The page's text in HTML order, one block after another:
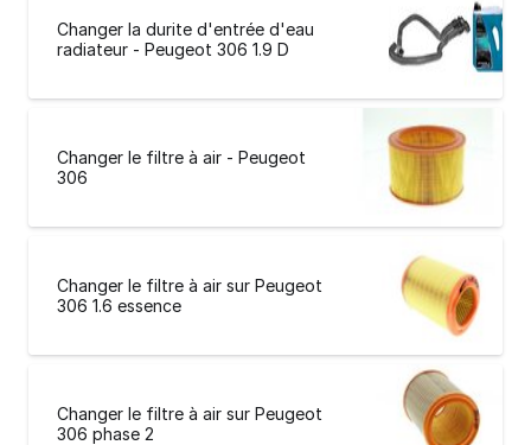
Changer la durite d'entrée d'eau
radiateur - Peugeot 306 1.9 D
Changer le filtre à air - Peugeot
306
Changer le filtre à air sur Peugeot
306 1.6 essence
Changer le filtre à air sur Peugeot
306 phase 2